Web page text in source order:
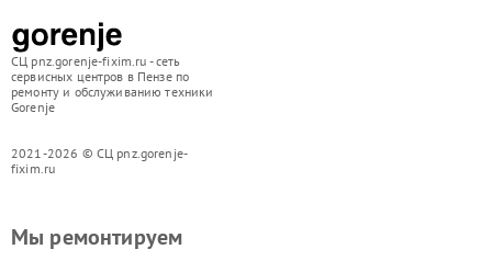
СЦ pnz.gorenje-fixim.ru - сеть
сервисных центров в Пензе по
ремонту и обслуживанию техники
Gorenje
2021-2026 © СЦ pnz.gorenje-
fixim.ru
Мы ремонтируем